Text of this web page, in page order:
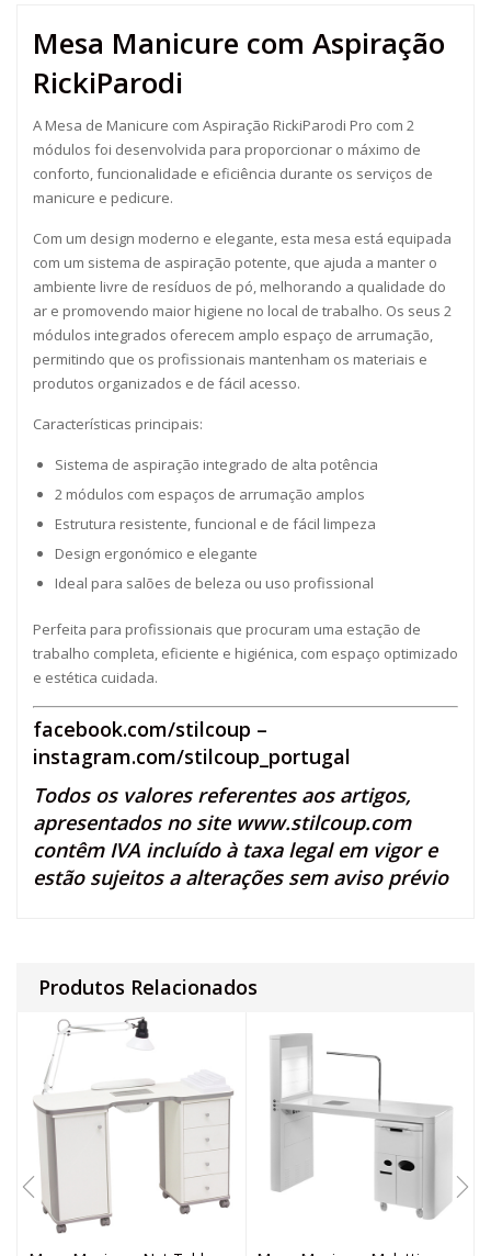
Mesa Manicure com Aspiração
RickiParodi
A Mesa de Manicure com Aspiração RickiParodi Pro com 2
módulos foi desenvolvida para proporcionar o máximo de
conforto, funcionalidade e eficiência durante os serviços de
manicure e pedicure.
Com um design moderno e elegante, esta mesa está equipada
com um sistema de aspiração potente, que ajuda a manter o
ambiente livre de resíduos de pó, melhorando a qualidade do
ar e promovendo maior higiene no local de trabalho. Os seus 2
módulos integrados oferecem amplo espaço de arrumação,
permitindo que os profissionais mantenham os materiais e
produtos organizados e de fácil acesso.
Características principais:
Sistema de aspiração integrado de alta potência
2 módulos com espaços de arrumação amplos
Estrutura resistente, funcional e de fácil limpeza
Design ergonómico e elegante
Ideal para salões de beleza ou uso profissional
Perfeita para profissionais que procuram uma estação de
trabalho completa, eficiente e higiénica, com espaço optimizado
e estética cuidada.
facebook.com/stilcoup –
instagram.com/stilcoup_portugal
Todos os valores referentes aos artigos,
apresentados no site www.stilcoup.com
contêm IVA incluído à taxa legal em vigor e
estão sujeitos a alterações sem aviso prévio
Produtos Relacionados